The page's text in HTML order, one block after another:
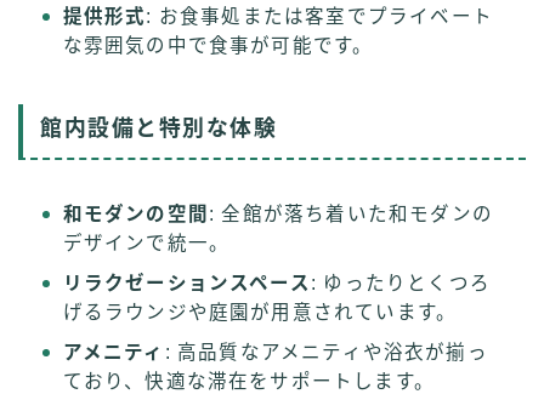
提供形式: お食事処または客室でプライベート
な雰囲気の中で食事が可能です。
館内設備と特別な体験
和モダンの空間 : 全館が落ち着いた和モダンの
デザインで統一。
リラクゼーションスペース : ゆったりとくつろ
げるラウンジや庭園が用意されています。
アメニティ : 高品質なアメニティや浴衣が揃っ
ており、快適な滞在をサポートします。